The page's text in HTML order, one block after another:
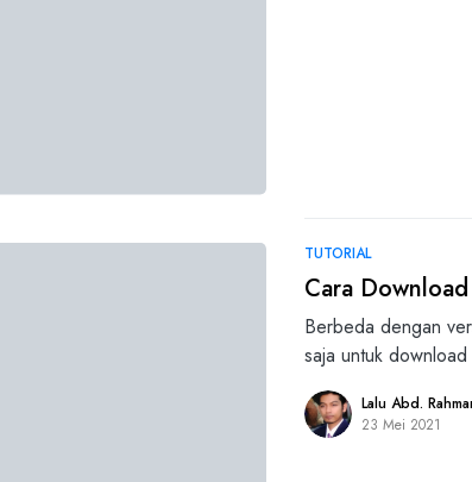
TUTORIAL
Cara
Berbeda dengan
saja untuk
Lalu Abd.
23 Mei 2021